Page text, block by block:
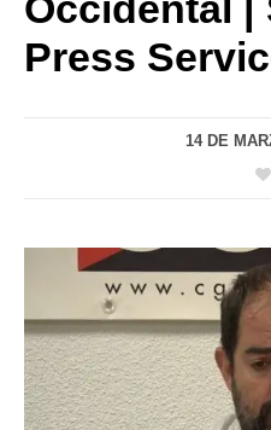
Press
14 DE